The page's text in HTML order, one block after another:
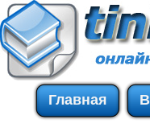
Главная